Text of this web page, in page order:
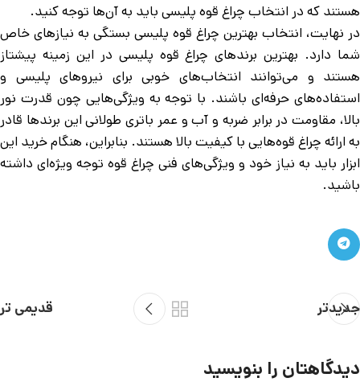
هستند که در انتخاب چراغ قوه پلیسی باید به آن‌ها توجه کنید.
در نهایت، انتخاب بهترین چراغ قوه پلیسی بستگی به نیازهای خاص
شما دارد. بهترین برندهای چراغ قوه پلیسی در این زمینه پیشتاز
هستند و می‌توانند انتخاب‌های خوبی برای نیروهای پلیسی و
استفاده‌های حرفه‌ای باشند. با توجه به ویژگی‌هایی چون قدرت نور
بالا، مقاومت در برابر ضربه و آب و عمر باتری طولانی این برندها قادر
به ارائه چراغ قوه‌هایی با کیفیت بالا هستند. بنابراین، هنگام خرید این
ابزار باید به نیاز خود و ویژگی‌های فنی چراغ قوه توجه ویژه‌ای داشته
باشید.
جدیدتر قدیمی تر
دیدگاهتان را بنویسید